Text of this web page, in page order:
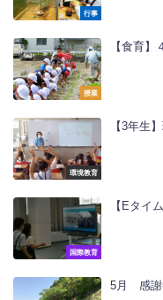
行事
授業
【食育
環境教育
【3年生
国際教育
【Eタイ
5月 感謝